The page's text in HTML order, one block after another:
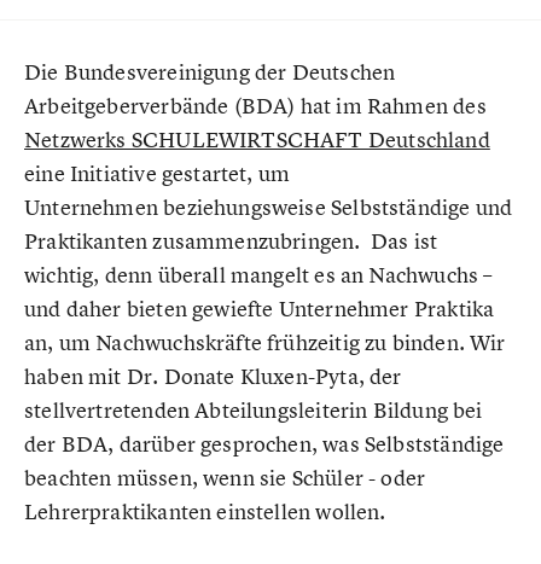
Die Bundesvereinigung der Deutschen
Arbeitgeberverbände (BDA) hat im Rahmen des
Netzwerks SCHULEWIRTSCHAFT Deutschland
eine Initiative gestartet, um
Unternehmen beziehungsweise Selbstständige und
Praktikanten zusammenzubringen. Das ist
wichtig, denn überall mangelt es an Nachwuchs –
und daher bieten gewiefte Unternehmer Praktika
an, um Nachwuchskräfte frühzeitig zu binden. Wir
haben mit Dr. Donate Kluxen-Pyta, der
stellvertretenden Abteilungsleiterin Bildung bei
der BDA, darüber gesprochen, was Selbstständige
beachten müssen, wenn sie Schüler - oder
Lehrerpraktikanten einstellen wollen.